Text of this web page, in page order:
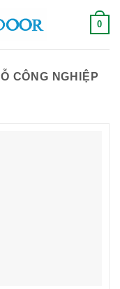
0
CÔNG NGHIỆP